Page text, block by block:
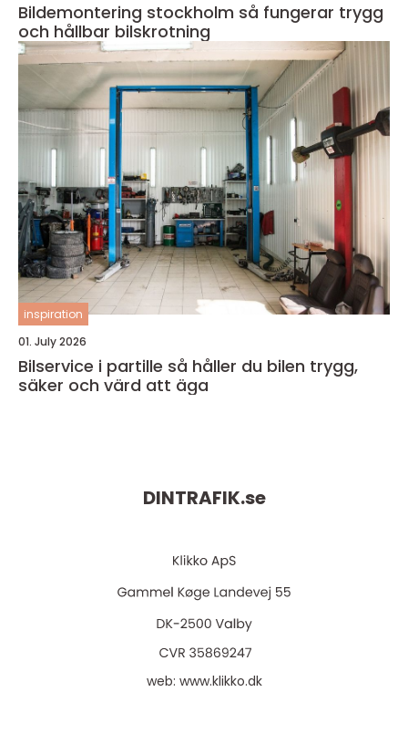
Bildemontering stockholm så fungerar trygg
och hållbar bilskrotning
inspiration
01. July 2026
Bilservice i partille så håller du bilen trygg,
säker och värd att äga
DINTRAFIK.se
web: www.klikko.dk